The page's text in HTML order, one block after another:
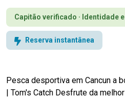
Capitão verificado · Identidade
Reserva instantânea
Pesca desportiva em Cancun a
| Tom's Catch Desfrute da